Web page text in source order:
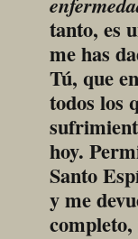
tanto, es
me has
Tú, que
todos los
hoy.
Santo
y me